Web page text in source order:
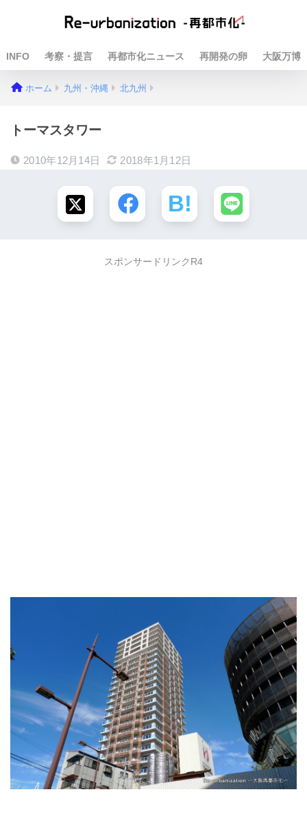
INFO 考察・提言 再都市化ニュース 再開発の卵 大阪万博
ホーム 九州・沖縄 北九州
トーマスタワー
2010年12月14日 2018年1月12日
スポンサードリンクR4